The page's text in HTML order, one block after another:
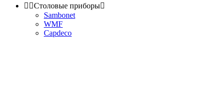
 Столовые приборы
Sambonet
WMF
Capdeco